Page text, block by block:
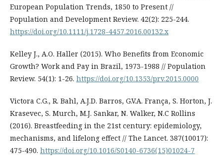
European Population Trends, 1850 to Present //
Population and Development Review. 42(2): 225-244.
https://doi.org/10.1111/j.1728-4457.2016.00132.x
Kelley J., A.O. Haller (2015). Who Benefits from Economic
Growth? Work and Pay in Brazil, 1973-1988 // Population
Review. 54(1): 1-26. https://doi.org/10.1353/prv.2015.0000
Victora C.G., R. Bahl, A.J.D. Barros, G.V.A. França, S. Horton, J.
Krasevec, S. Murch, M.J. Sankar, N. Walker, N.C Rollins
(2016). Breastfeeding in the 21st century: epidemiology,
mechanisms, and lifelong effect // The Lancet. 387(10017):
475-490. https://doi.org/10.1016/S0140-6736(15)01024-7